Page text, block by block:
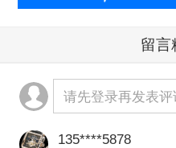
留言
请先登录再发表评
135****5878